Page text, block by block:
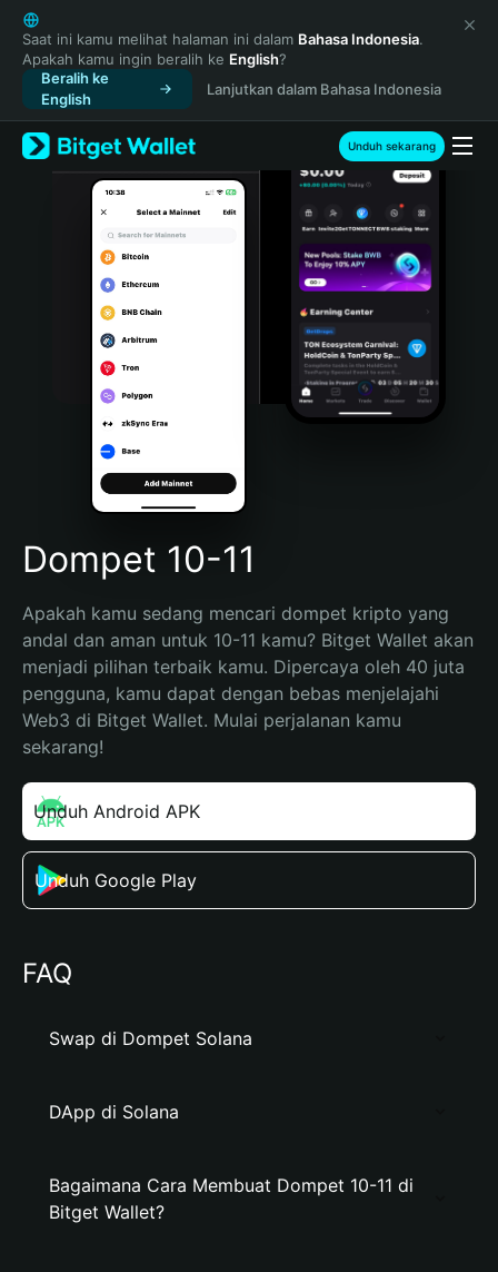
English
日本語
Tiếng Việt
Русский
Español (Latinoamérica)
Türkçe
Italiano
Português (Portugal)
Bahasa Indonesia
Português (Brasil)
Español (Argentina)
Saat ini kamu melihat halaman ini dalam Bahasa Indonesia.
Apakah kamu ingin beralih ke English?
Beralih ke
English
Lanjutkan dalam Bahasa Indonesia
Unduh sekarang
Dompet 10-11
Apakah kamu sedang mencari dompet kripto yang
andal dan aman untuk 10-11 kamu? Bitget Wallet akan
menjadi pilihan terbaik kamu. Dipercaya oleh 40 juta
pengguna, kamu dapat dengan bebas menjelajahi
Web3 di Bitget Wallet. Mulai perjalanan kamu
sekarang!
Unduh Android APK
Unduh Google Play
FAQ
Swap di Dompet Solana
DApp di Solana
Bagaimana Cara Membuat Dompet 10-11 di
Bitget Wallet?